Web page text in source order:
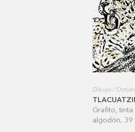
Dibujo /
Grafito,
algodón, 39